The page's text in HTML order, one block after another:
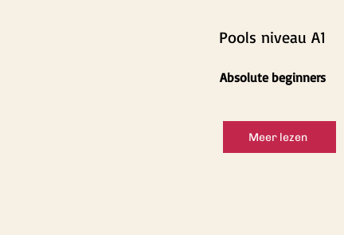
Pools niveau A1
Absolute beginners
Meer lezen